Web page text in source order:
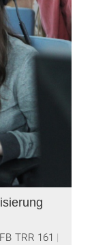
TRR 161